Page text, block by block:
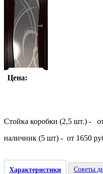
Цена:
Стойка коробки (2,5 шт.) -
наличник (5 шт) - от 1650
Характеристики Советы